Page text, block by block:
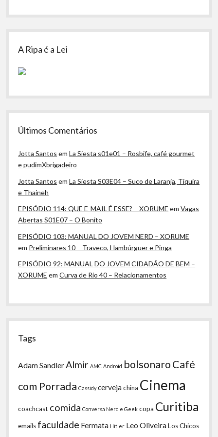
A Ripa é a Lei
Últimos Comentários
Jotta Santos emLa Siesta s01e01 – Rosbife, café gourmet
e pudimXbrigadeiro
Jotta Santos emLa Siesta S03E04 – Suco de Laranja, Tiquira
e Thaineh
EPISÓDIO 114: QUE E-MAIL É ESSE? – XORUME emVagas
Abertas S01E07 – O Bonito
EPISÓDIO 103: MANUAL DO JOVEM NERD – XORUME
em Preliminares 10 – Traveco, Hambúrguer e Pinga
EPISÓDIO 92: MANUAL DO JOVEM CIDADÃO DE BEM –
XORUME emCurva de Rio 40 – Relacionamentos
Tags
Adam Sandler Almir AMC Android bolsonaroCafé
com Porrada Cassidy cervejachina Cinema
coachcast comida Conversa Nerd e Geek copa Curitiba
emails faculdade Fermata Hitler Leo OliveiraLos Chicos